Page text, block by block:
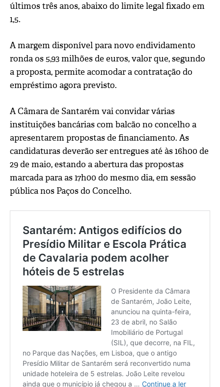
últimos três anos, abaixo do limite legal fixado em
1,5.
A margem disponível para novo endividamento
ronda os 5,93 milhões de euros, valor que, segundo
a proposta, permite acomodar a contratação do
empréstimo agora previsto.
A Câmara de Santarém vai convidar várias
instituições bancárias com balcão no concelho a
apresentarem propostas de financiamento. As
candidaturas deverão ser entregues até às 16h00 de
29 de maio, estando a abertura das propostas
marcada para as 17h00 do mesmo dia, em sessão
pública nos Paços do Concelho.